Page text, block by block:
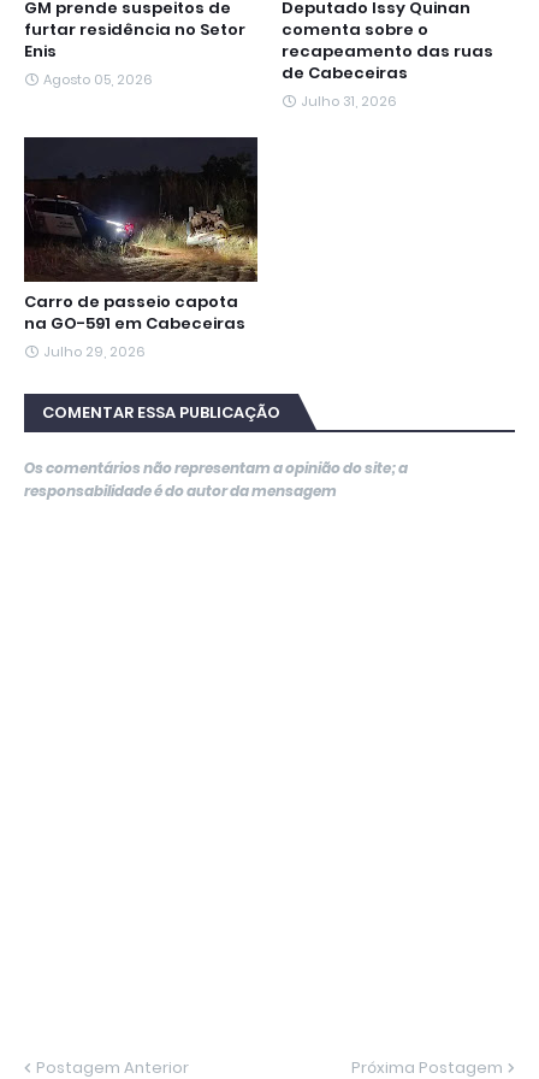
GM prende suspeitos de
furtar residência no Setor
Enis
Agosto 05, 2026
Deputado Issy Quinan
comenta sobre o
recapeamento das ruas
de Cabeceiras
Julho 31, 2026
Carro de passeio capota
na GO-591 em Cabeceiras
Julho 29, 2026
COMENTAR ESSA PUBLICAÇÃO
Os comentários não representam a opinião do site; a
responsabilidade é do autor da mensagem
Postagem Anterior Próxima Postagem